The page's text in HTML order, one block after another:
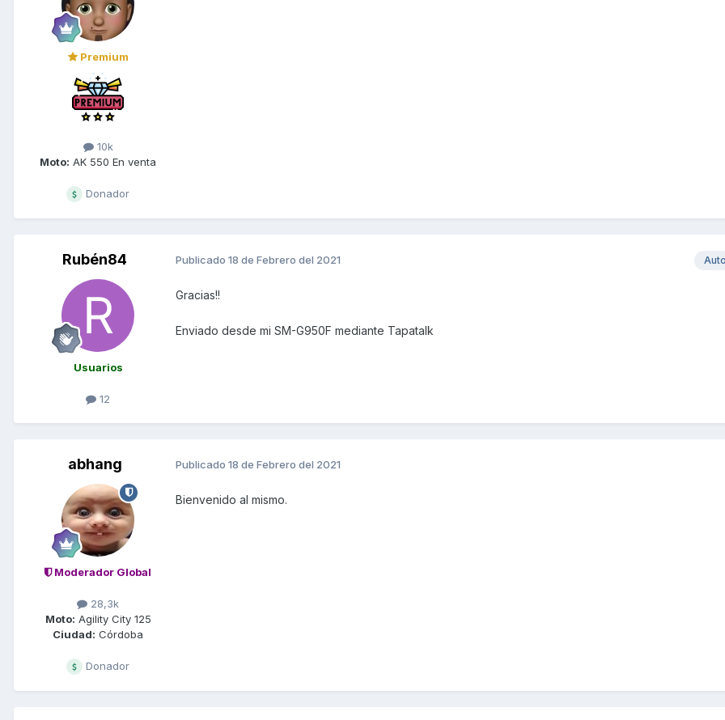
Premium
10k
Moto: AK 550 En venta
Donador
Rubén84
Usuarios
12
Publicado 18 de Febrero del 2021
Gracias!!
Enviado desde mi SM-G950F mediante Tapatalk
abhang
Moderador Global
28,3k
Moto: Agility City 125
Ciudad: Córdoba
Donador
Publicado 18 de Febrero del 2021
Bienvenido al mismo.